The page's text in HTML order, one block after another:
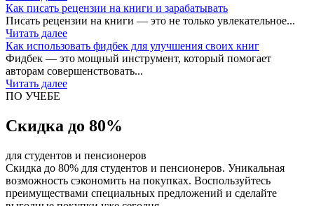
Как писать рецензии на книги и зарабатывать
Писать рецензии на книги — это не только увлекательное...
Читать далее
Как использовать фидбек для улучшения своих книг
Фидбек — это мощный инструмент, который помогает
авторам совершенствовать...
Читать далее
ПО УЧЕБЕ
Скидка до 80%
для студентов и пенсионеров
Скидка до 80% для студентов и пенсионеров. Уникальная
возможность сэкономить на покупках. Воспользуйтесь
преимуществами специальных предложений и сделайте